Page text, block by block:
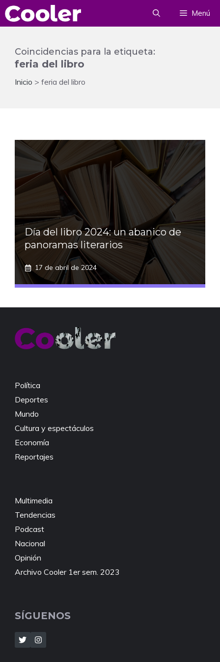
Saltar
al
Menú
Coincidencias para la etiqueta:
feria del libro
Inicio > feria del libro
Día del libro 2024: un abanico de
panoramas literarios
17 de abril de 2024
Política
Deportes
Mundo
Cultura y espectáculos
Economía
Reportajes
Multimedia
Tendencias
Podcast
Nacional
Opinión
Archivo Cooler 1er sem. 2023
SÍGUENOS